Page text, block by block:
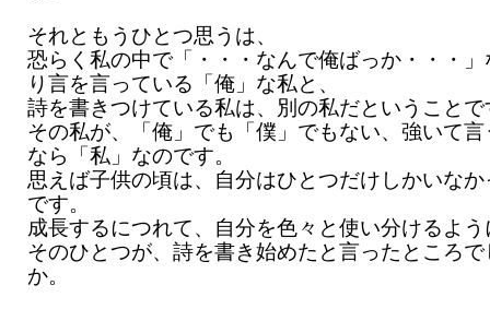
それともうひとつ思うは、
恐らく私の中で「・・・なんで俺ばっか・・・
り言を言っている「俺」な私と、
詩を書きつけている私は、別の私だということで
その私が、「俺」でも「僕」でもない、強いて
なら「私」なのです。
思えば子供の頃は、自分はひとつだけしかいな
です。
成長するにつれて、自分を色々と使い分けるよ
そのひとつが、詩を書き始めたと言ったところで
か。